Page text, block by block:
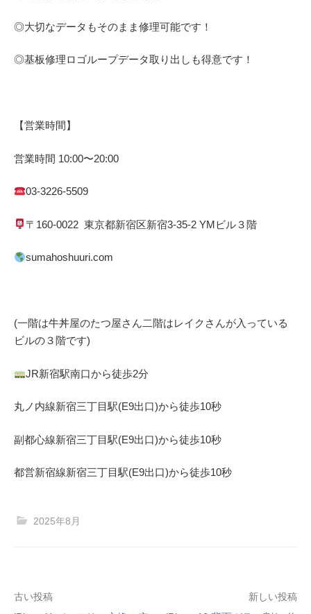
◎大切なデータもそのまま修理可能です！
◎基板修理ロゴループデータ取り出しも得意です！
【営業時間】
営業時間 10:00〜20:00
03-3226-5509
〒 160-0022 東京都新宿区新宿3-35-2 YMビル３階
sumahoshuuri.com
(一階は牛丼屋のたつ屋さん二階はレイクさんが入っている
ビルの３階です)
JR新宿駅南口から徒歩2分
丸ノ内線新宿三丁目駅(E9出口)から徒歩10秒
副都心線新宿三丁目駅(E9出口)から徒歩10秒
都営新宿線新宿三丁目駅(E9出口)から徒歩10秒
2025年8月
投
古い投稿 新しい投稿